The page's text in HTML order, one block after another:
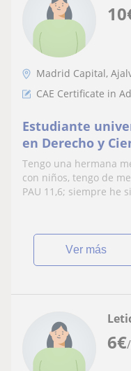
10
Madrid Capital,
CAE Certificate in
Estudiante
en Derecho y
clases para así
estudios.
Tengo una hermana
con niños, tengo de
PAU 11,6; siempre he
ver más
6€